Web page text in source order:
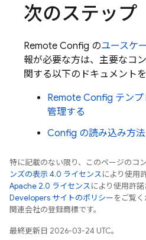
次のステップ
Remote Config のユースケ
報が必要な方は、主要なコ
関する以下のドキュメント
Remote Config テン
管理する
Config の読み込み方法
特に記載のない限り、このページのコ
ンズの表示 4.0 ライセンスにより使用
Apache 2.0 ライセンスにより使用許諾
Developers サイトのポリシーをご覧
関連会社の登録商標です。
最終更新日 2026-03-24 UTC。